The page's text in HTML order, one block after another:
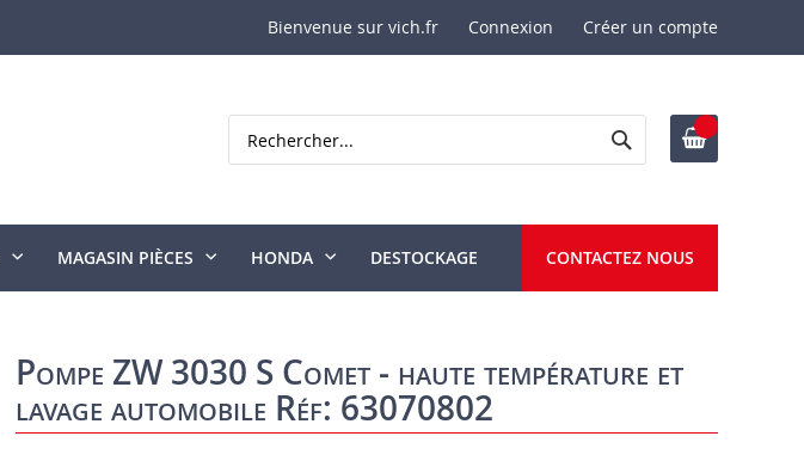
Bienvenue sur vich.fr Connexion Créer un compte
Rechercher
MAGASIN PIÈCES HONDA DESTOCKAGE CONTACTEZ NOUS
Pompe ZW 3030 S Comet - haute température et
lavage automobile Réf: 63070802